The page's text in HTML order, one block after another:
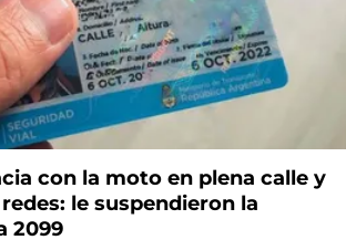
con la moto en plena calle y
le suspendieron la
2099